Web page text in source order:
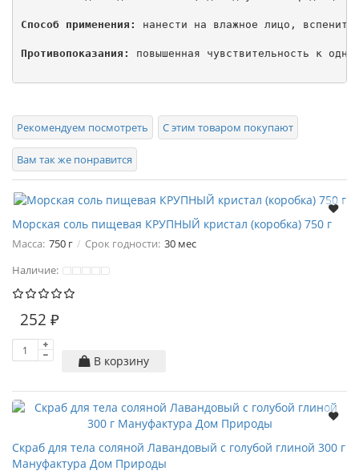
Способ применения: нанести на влажное лицо,
Противопоказания: повышенная чувствительность к
Рекомендуем посмотреть С этим товаром покупают
Вам так же понравится
Морская соль пищевая КРУПНЫЙ кристал (коробка) 750 г
Масса: 750 г Срок годности: 30 мес
Наличие:
252 ₽
В корзину
Скраб для тела соляной Лавандовый с голубой глиной 300 г
Мануфактура Дом Природы